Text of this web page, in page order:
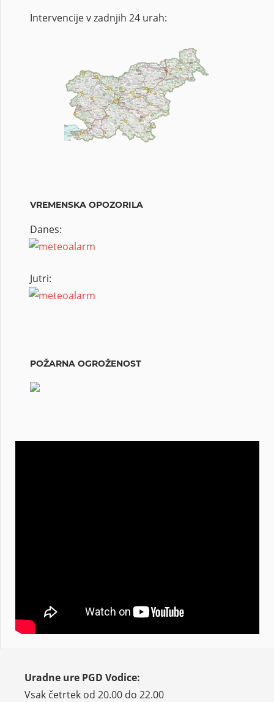
Intervencije v zadnjih 24 urah:
VREMENSKA OPOZORILA
Danes:
Jutri:
POŽARNA OGROŽENOST
Uradne ure PGD Vodice:
Vsak četrtek od 20.00 do 22.00